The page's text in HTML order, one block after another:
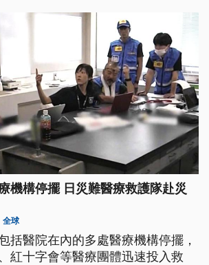
機構停擺 日災難醫療救護隊赴災
全球
括醫院在內的多處醫療機構停擺，
紅十字會等醫療團體迅速投入救